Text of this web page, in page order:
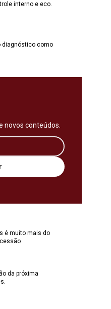
interno e eco.
diagnóstico como
novos conteúdos.
é muito mais do
da próxima